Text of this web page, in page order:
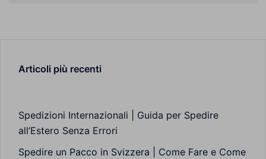
Articoli più recenti
Spedizioni Internazionali | Guida per Spedire
all’Estero Senza Errori
Spedire un Pacco in Svizzera | Come Fare e Come